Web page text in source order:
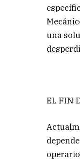
una
EL FIN